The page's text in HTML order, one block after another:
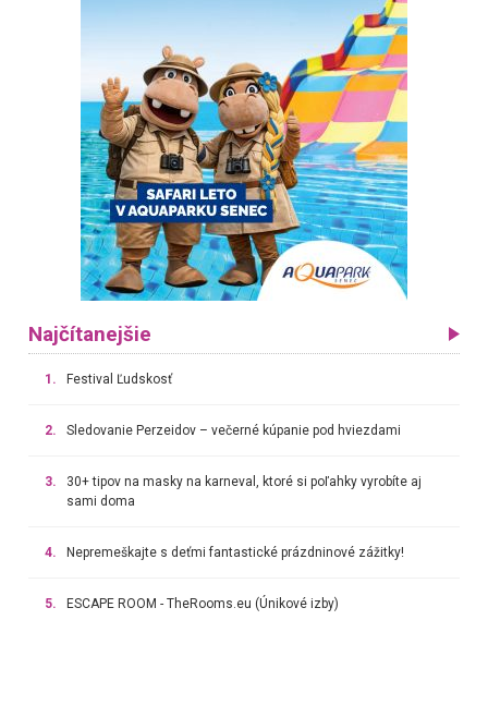
Najčítanejšie
1. Festival Ľudskosť
2. Sledovanie Perzeidov – večerné kúpanie pod hviezdami
3.
30+ tipov na masky na karneval, ktoré si poľahky vyrobíte aj
sami doma
4. Nepremeškajte s deťmi fantastické prázdninové zážitky!
5. ESCAPE ROOM - TheRooms.eu (Únikové izby)